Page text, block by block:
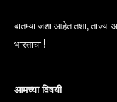
बातम्या जशा आहेत तशा, ताज्या
भारताचा !
आमच्या विषयी